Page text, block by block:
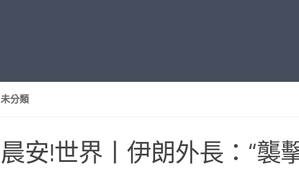
未分類
晨安!世界丨伊朗外長：“襲